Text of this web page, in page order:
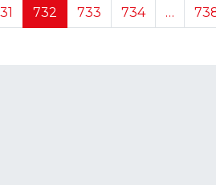
de noticias
732 733 734 …